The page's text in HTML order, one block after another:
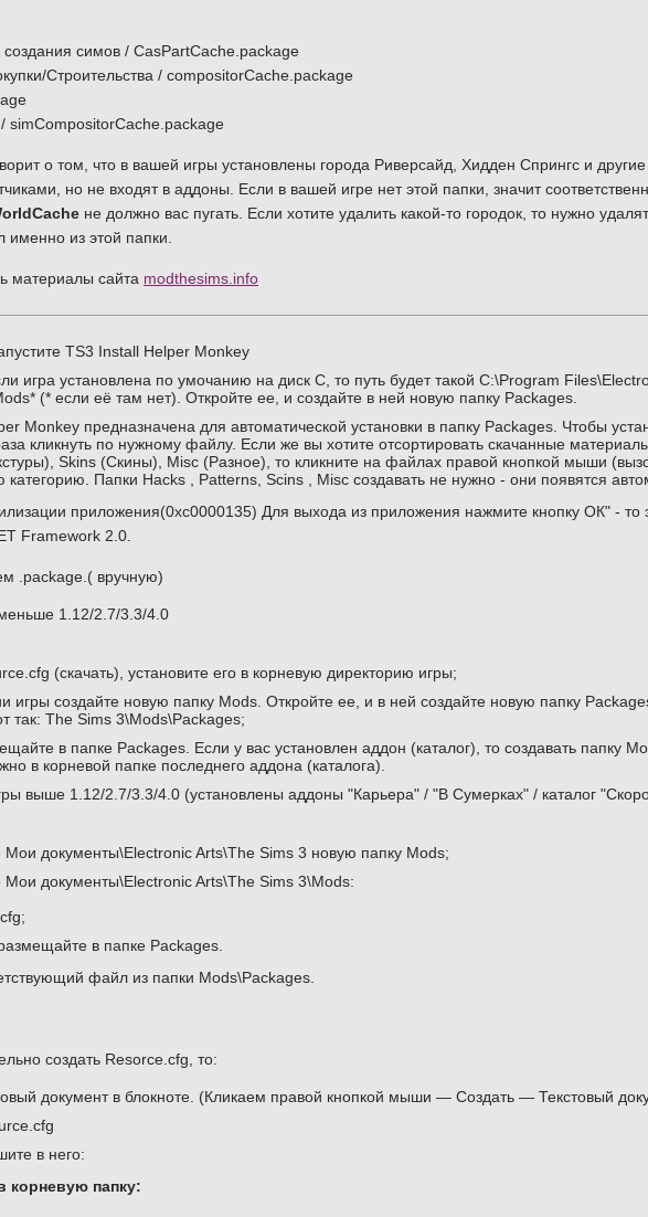
симов / CasPartCache.package
Строительства / compositorCache.package
о том, что в вашей игры установлены города Риверсайд, Хидден Спрингс и
но не входят в аддоны. Если в вашей игре нет этой папки, значит
не должно вас пугать. Если хотите удалить какой-то городок, то нужно
из этой папки.
материалы сайта modthesims.info
TS3 Install Helper Monkey
игра установлена по умочанию на диск С, то путь будет такой C:\Program
(* если её там нет). Откройте ее, и создайте в ней новую папку Packages.
Monkey предназначена для автоматической установки в папку Packages. Чтобы
кликнуть по нужному файлу. Если же вы хотите отсортировать скачанные
Skins (Скины), Misc (Разное), то кликните на файлах правой кнопкой мыши
Папки Hacks , Patterns, Scins , Misc создавать не нужно - они появятся
приложения(0xc0000135) Для выхода из приложения нажмите кнопку ОК" - то
Framework 2.0.
.package.( вручную)
1.12/2.7/3.3/4.0
(скачать), установите его в корневую директорию игры;
игры создайте новую папку Mods. Откройте ее, и в ней создайте новую папку
так: The Sims 3\Mods\Packages;
в папке Packages. Если у вас установлен аддон (каталог), то создавать папку
в корневой папке последнего аддона (каталога).
выше 1.12/2.7/3.3/4.0 (установлены аддоны "Карьера" / "В Сумерках" / каталог
Мои документы\Electronic Arts\The Sims 3 новую папку Mods;
Мои документы\Electronic Arts\The Sims 3\Mods:
в папке Packages.
файл из папки Mods\Packages.
создать Resorce.cfg, то:
документ в блокноте. (Кликаем правой кнопкой мыши — Создать — Текстовый
в него:
корневую папку: